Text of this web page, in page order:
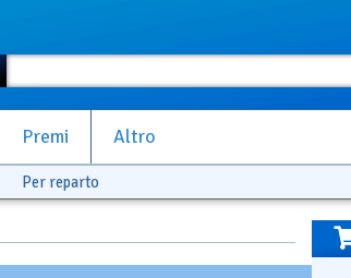
Premi Altro
Per reparto